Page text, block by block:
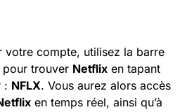
votre compte, utilisez la barre
pour trouver Netflix en tapant
: NFLX. Vous aurez alors accès
en temps réel, ainsi qu’à